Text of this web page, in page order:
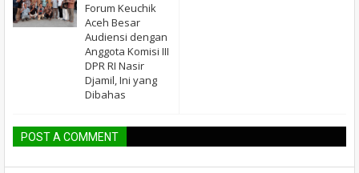
Forum Keuchik
Aceh Besar
Audiensi dengan
Anggota Komisi III
DPR RI Nasir
Djamil, Ini yang
Dibahas
POST A COMMENT